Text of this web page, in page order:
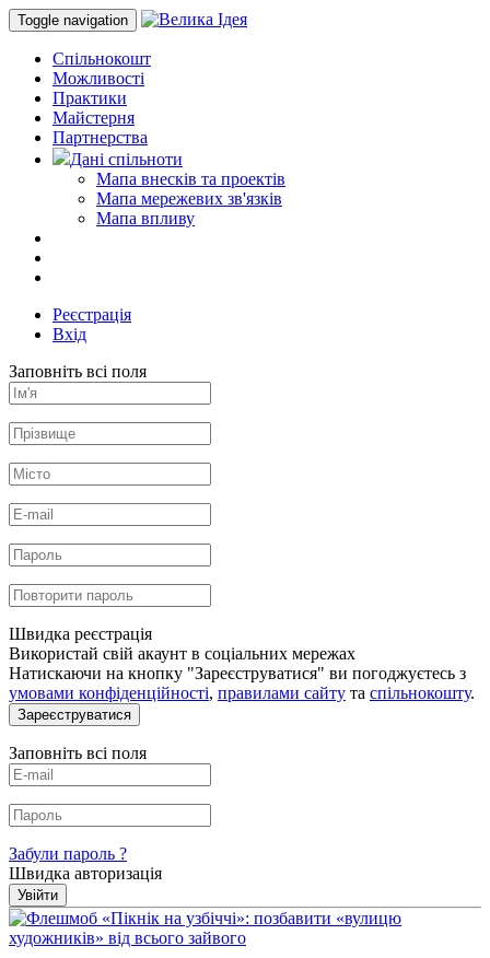
Toggle navigation
Спільнокошт
Можливості
Практики
Майстерня
Партнерства
Дані спільноти
Мапа внесків та проектів
Мапа мережевих зв'язків
Мапа впливу
Реєстрація
Вхід
Заповніть всі поля
Швидка реєстрація
Використай свій акаунт в соціальних мережах
Натискаючи на кнопку "Зареєструватися" ви погоджуєтесь з
умовами конфіденційності, правилами сайту та спільнокошту.
Зареєструватися
Заповніть всі поля
Забули пароль ?
Швидка авторизація
Увійти